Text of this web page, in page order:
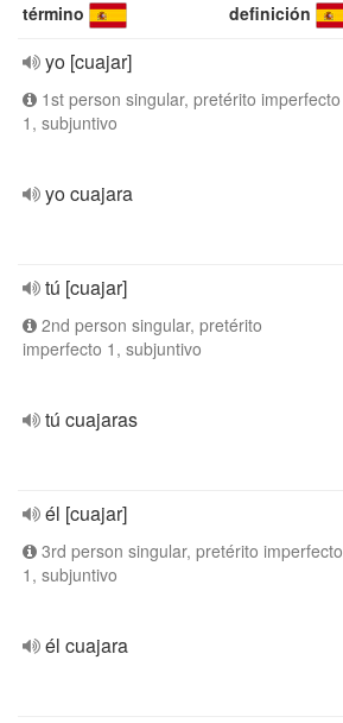
término definición
yo [cuajar]
1st person singular, pretérito imperfecto
1, subjuntivo
yo cuajara
tú [cuajar]
2nd person singular, pretérito
imperfecto 1, subjuntivo
tú cuajaras
él [cuajar]
3rd person singular, pretérito imperfecto
1, subjuntivo
él cuajara